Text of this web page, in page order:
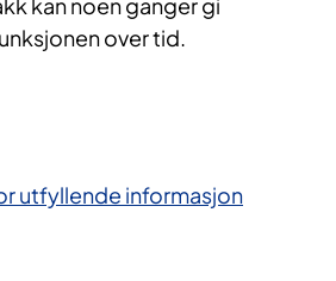
kan noen ganger gi
over tid.
utfyllende informasjon